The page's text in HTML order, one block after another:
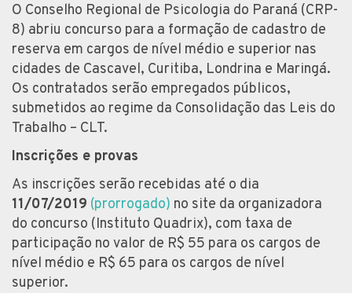
O Conselho Regional de Psicologia do Paraná (CRP-
8) abriu concurso para a formação de cadastro de
reserva em cargos de nível médio e superior nas
cidades de Cascavel, Curitiba, Londrina e Maringá.
Os contratados serão empregados públicos,
submetidos ao regime da Consolidação das Leis do
Trabalho – CLT.
Inscrições e provas
As inscrições serão recebidas até o dia
11/07/2019 (prorrogado) no site da organizadora
do concurso (Instituto Quadrix), com taxa de
participação no valor de R$ 55 para os cargos de
nível médio e R$ 65 para os cargos de nível
superior.